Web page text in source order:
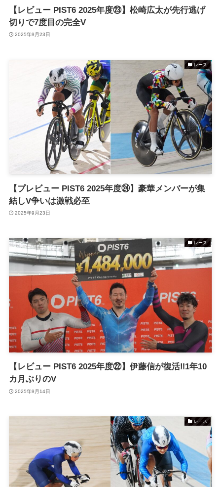
【レビュー PIST6 2025年度㉓】松崎広太が先行逃げ
切りで7度目の完全V
2025年9月23日
レース
【プレビュー PIST6 2025年度㉔】豪華メンバーが集
結しV争いは激戦必至
2025年9月23日
レース
【レビュー PIST6 2025年度㉒】伊藤信が復活‼1年10
カ月ぶりのV
2025年9月14日
レース